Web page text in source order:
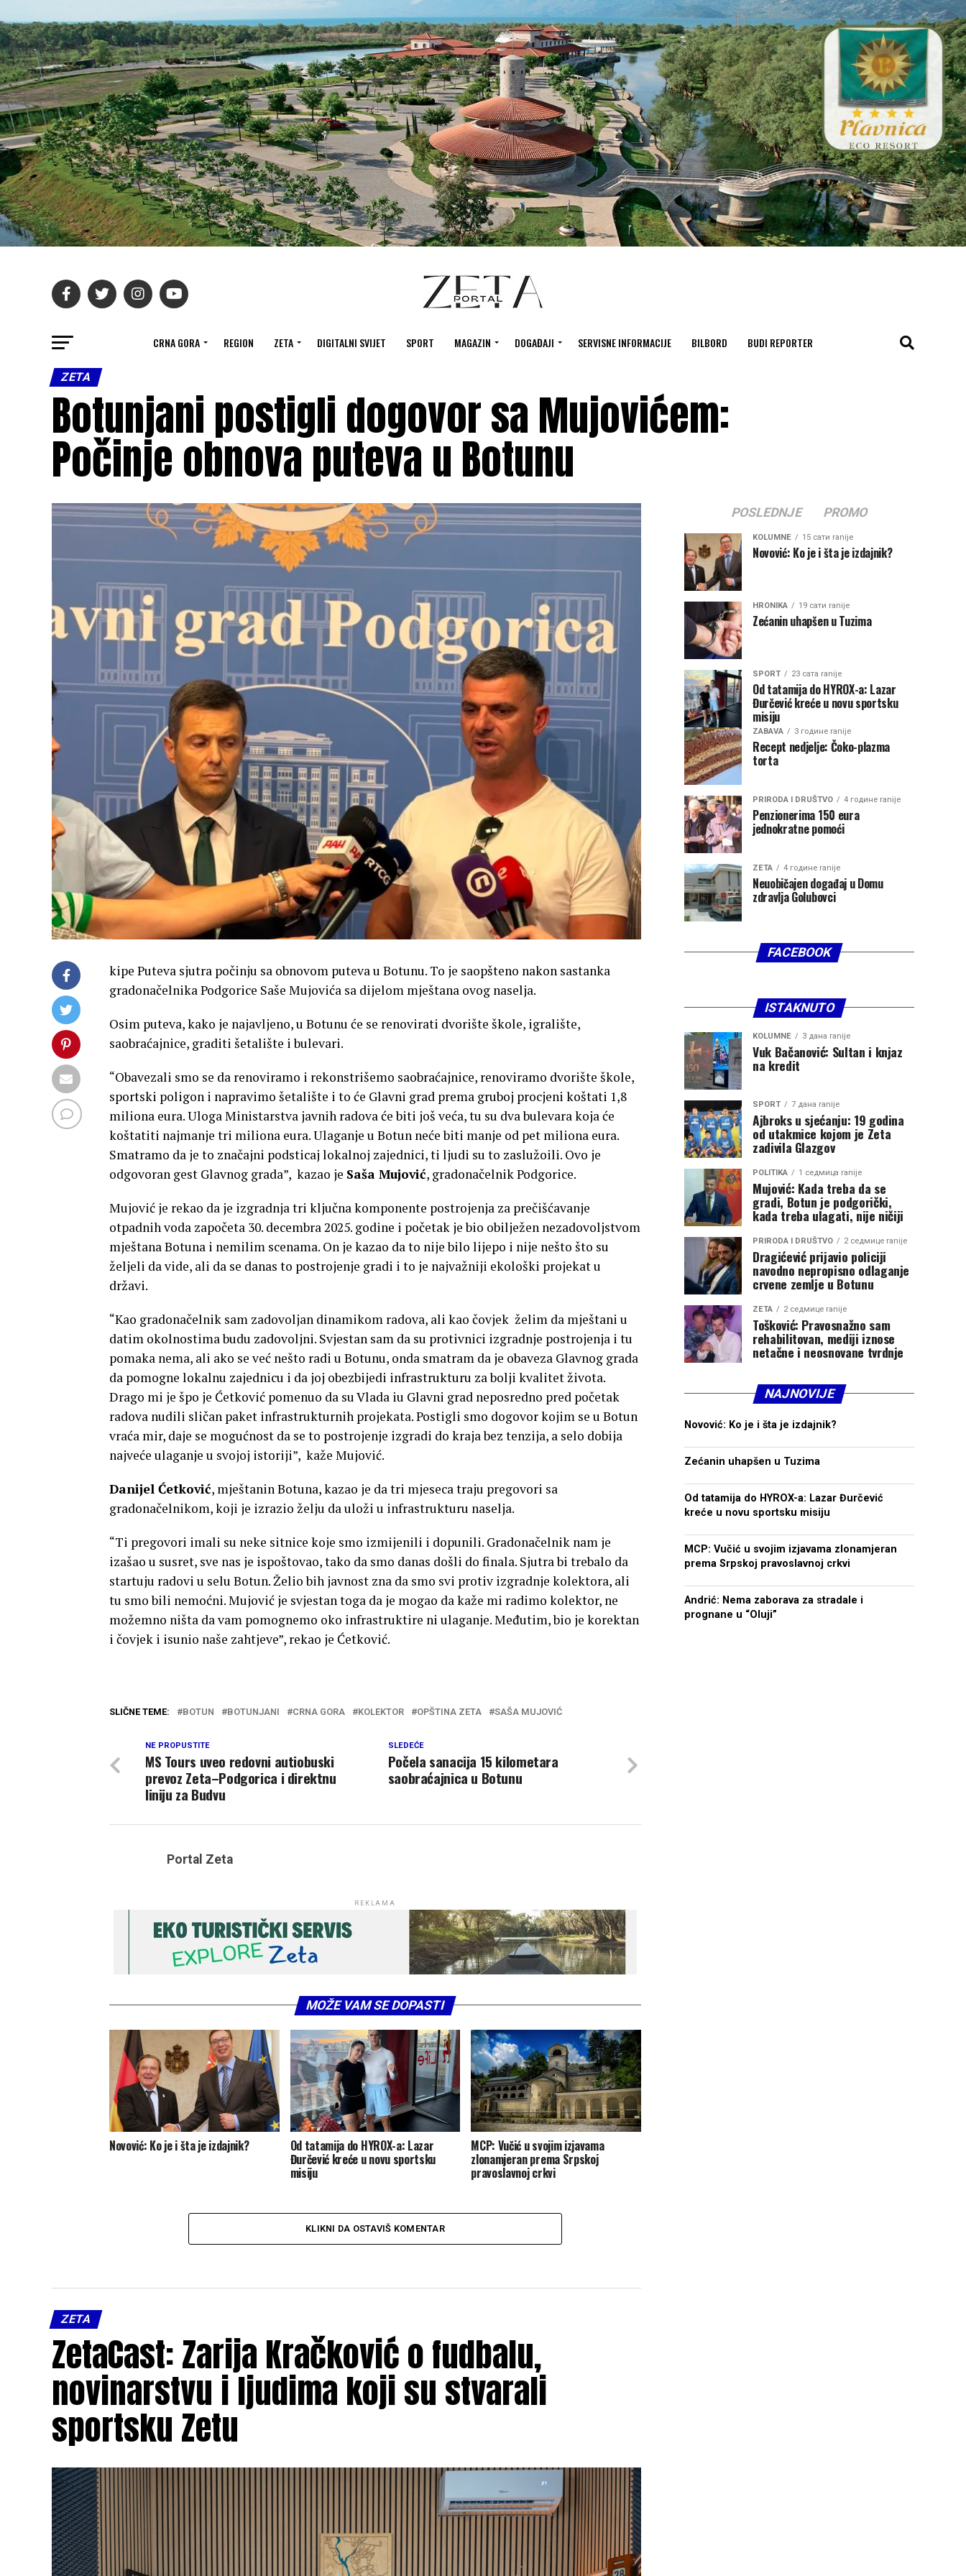
CRNA GORA REGION ZETA DIGITALNI SVIJET SPORT MAGAZIN DOGAĐAJI SERVISNE INFORMACIJE BILBORD BUDI REPORTER
ZETA
Botunjani postigli dogovor sa Mujovićem:
Počinje obnova puteva u Botunu
kipe Puteva sjutra počinju sa obnovom puteva u Botunu. To je saopšteno nakon sastanka
gradonačelnika Podgorice Saše Mujovića sa dijelom mještana ovog naselja.
Osim puteva, kako je najavljeno, u Botunu će se renovirati dvorište škole, igralište,
saobraćajnice, graditi šetalište i bulevari.
“Obavezali smo se da renoviramo i rekonstrišemo saobraćajnice, renoviramo dvorište škole,
sportski poligon i napravimo šetalište i to će Glavni grad prema gruboj procjeni koštati 1,8
miliona eura. Uloga Ministarstva javnih radova će biti još veća, tu su dva bulevara koja će
koštatiti najmanje tri miliona eura. Ulaganje u Botun neće biti manje od pet miliona eura.
Smatramo da je to značajni podsticaj lokalnoj zajednici, ti ljudi su to zaslužoili. Ovo je
odgovoran gest Glavnog grada”, kazao je Saša Mujović, gradonačelnik Podgorice.
Mujović je rekao da je izgradnja tri ključna komponente postrojenja za prečišćavanje
otpadnih voda započeta 30. decembra 2025. godine i početak je bio obilježen nezadovoljstvom
mještana Botuna i nemilim scenama. On je kazao da to nije bilo lijepo i nije nešto što su
željeli da vide, ali da se danas to postrojenje gradi i to je najvažniji ekološki projekat u
državi.
“Kao gradonačelnik sam zadovoljan dinamikom radova, ali kao čovjek želim da mještani u
datim okolnostima budu zadovoljni. Svjestan sam da su protivnici izgradnje postrojenja i tu
pomaka nema, ali ako se već nešto radi u Botunu, onda smatram da je obaveza Glavnog grada
da pomogne lokalnu zajednicu i da joj obezbijedi infrastrukturu za bolji kvalitet života.
Drago mi je špo je Ćetković pomenuo da su Vlada iu Glavni grad neposredno pred početak
radova nudili sličan paket infrastrukturnih projekata. Postigli smo dogovor kojim se u Botun
vraća mir, daje se mogućnost da se to postrojenje izgradi do kraja bez tenzija, a selo dobija
najveće ulaganje u svojoj istoriji”, kaže Mujović.
Danijel Ćetković, mještanin Botuna, kazao je da tri mjeseca traju pregovori sa
gradonačelnikom, koji je izrazio želju da uloži u infrastrukturu naselja.
“Ti pregovori imali su neke sitnice koje smo izmijenili i dopunili. Gradonačelnik nam je
izašao u susret, sve nas je ispoštovao, tako da smo danas došli do finala. Sjutra bi trebalo da
startuju radovi u selu Botun. Želio bih javnost zna da smo svi protiv izgradnje kolektora, ali
tu smo bili nemoćni. Mujović je svjestan toga da je mogao da kaže mi radimo kolektor, ne
možemno ništa da vam pomognemo oko infrastruktire ni ulaganje. Međutim, bio je korektan
i čovjek i isunio naše zahtjeve”, rekao je Ćetković.
SLIČNE TEME: BOTUN BOTUNJANI CRNA GORA KOLEKTOR OPŠTINA ZETA SAŠA MUJOVIĆ
SLEDEĆE
Počela sanacija 15 kilometara
saobraćajnica u Botunu
NE PROPUSTITE
MS Tours uveo redovni autiobuski
prevoz Zeta–Podgorica i direktnu
liniju za Budvu
Portal Zeta
REKLAMA
MOŽE VAM SE DOPASTI
Novović: Ko je i šta je izdajnik? Od tatamija do HYROX-a: Lazar
Đurčević kreće u novu sportsku
misiju
MCP: Vučić u svojim izjavama
zlonamjeran prema Srpskoj
pravoslavnoj crkvi
KLIKNI DA OSTAVIŠ KOMENTAR
ZETA
ZetaCast: Zarija Kračković o fudbalu,
novinarstvu i ljudima koji su stvarali
sportsku Zetu
POSLEDNJE PROMO
KOLUMNE 15 сати ranije
Novović: Ko je i šta je izdajnik?
HRONIKA 19 сати ranije
Zećanin uhapšen u Tuzima
SPORT 23 сата ranije
Od tatamija do HYROX-a: Lazar
Đurčević kreće u novu sportsku
misiju
ZABAVA 3 године ranije
Recept nedjelje: Čoko-plazma
torta
PRIRODA I DRUŠTVO 4 године ranije
Penzionerima 150 eura
jednokratne pomoći
ZETA 4 године ranije
Neuobičajen događaj u Domu
zdravlja Golubovci
FACEBOOK
ISTAKNUTO
KOLUMNE 3 дана ranije
Vuk Bačanović: Sultan i knjaz
na kredit
SPORT 7 дана ranije
Ajbroks u sjećanju: 19 godina
od utakmice kojom je Zeta
zadivila Glazgov
POLITIKA 1 седмица ranije
Mujović: Kada treba da se
gradi, Botun je podgorički,
kada treba ulagati, nije ničiji
PRIRODA I DRUŠTVO 2 седмице ranije
Dragićević prijavio policiji
navodno nepropisno odlaganje
crvene zemlje u Botunu
ZETA 2 седмице ranije
Tošković: Pravosnažno sam
rehabilitovan, mediji iznose
netačne i neosnovane tvrdnje
NAJNOVIJE
Novović: Ko je i šta je izdajnik?
Zećanin uhapšen u Tuzima
Od tatamija do HYROX-a: Lazar Đurčević
kreće u novu sportsku misiju
MCP: Vučić u svojim izjavama zlonamjeran
prema Srpskoj pravoslavnoj crkvi
Andrić: Nema zaborava za stradale i
prognane u “Oluji”